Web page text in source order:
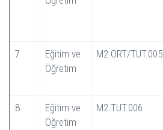
7
Eğitim ve
Öğretim
M2.ORT/TUT.005
8
Eğitim ve
Öğretim
M2.TUT.006